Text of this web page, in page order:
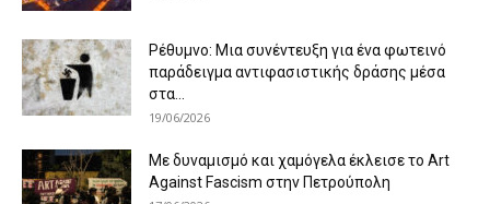
Ρέθυμνο: Μια συνέντευξη για ένα φωτεινό
παράδειγμα αντιφασιστικής δράσης μέσα
στα...
19/06/2026
Με δυναμισμό και χαμόγελα έκλεισε το Art
Against Fascism στην Πετρούπολη